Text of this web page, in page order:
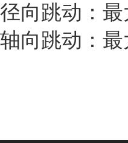
径向跳动：
轴向跳动：